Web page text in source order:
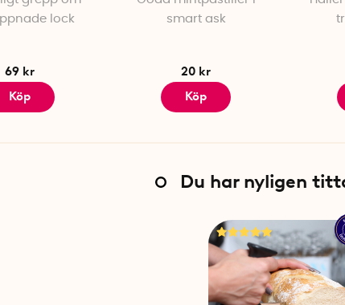
lock
69 kr
Köp
smart ask
20 kr
Köp
Du har nyligen